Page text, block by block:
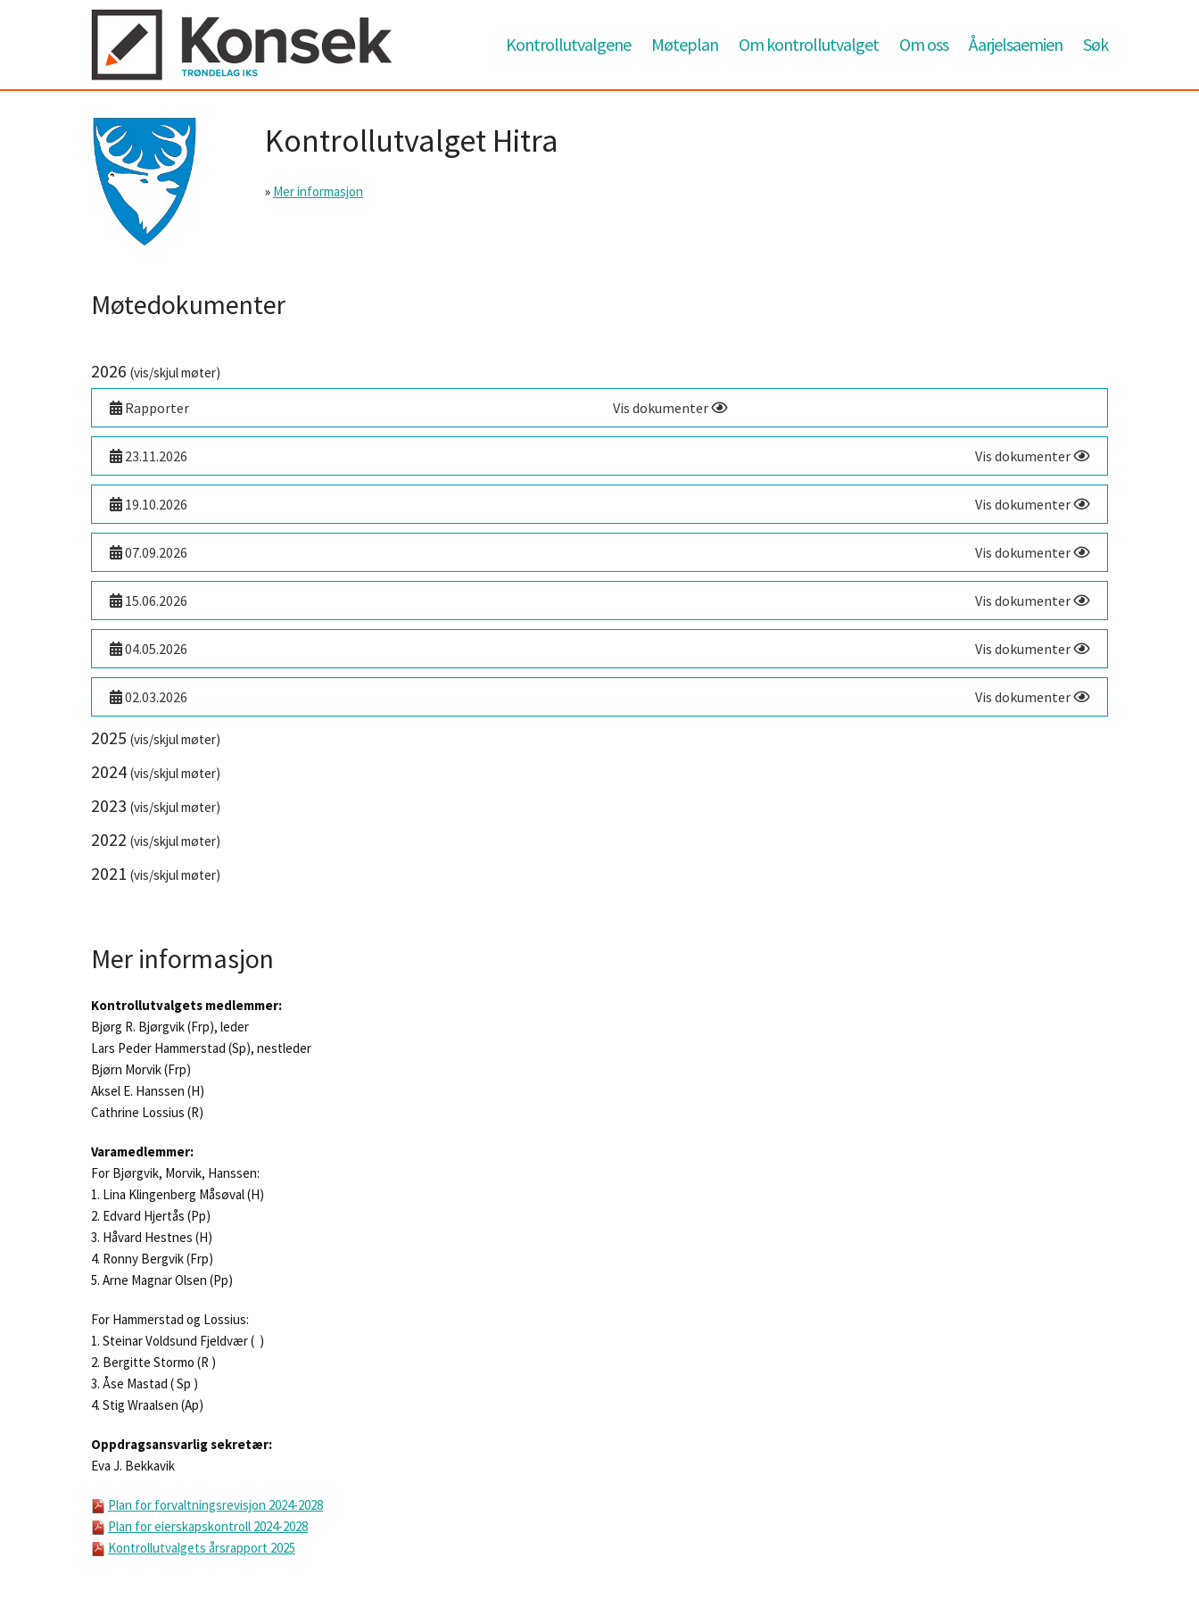
Kontrollutvalgene Møteplan Om kontrollutvalget Om oss Åarjelsaemien Søk
Kontrollutvalget Hitra
» Mer informasjon
Møtedokumenter
2026 (vis/skjul møter)
Rapporter Vis dokumenter
23.11.2026 Vis dokumenter
19.10.2026 Vis dokumenter
07.09.2026 Vis dokumenter
15.06.2026 Vis dokumenter
04.05.2026 Vis dokumenter
02.03.2026 Vis dokumenter
2025 (vis/skjul møter)
2024 (vis/skjul møter)
2023 (vis/skjul møter)
2022 (vis/skjul møter)
2021 (vis/skjul møter)
Mer informasjon
Kontrollutvalgets medlemmer:
Bjørg R. Bjørgvik (Frp), leder
Lars Peder Hammerstad (Sp), nestleder
Bjørn Morvik (Frp)
Aksel E. Hanssen (H)
Cathrine Lossius (R)
Varamedlemmer:
For Bjørgvik, Morvik, Hanssen:
1. Lina Klingenberg Måsøval (H)
2. Edvard Hjertås (Pp)
3. Håvard Hestnes (H)
4. Ronny Bergvik (Frp)
5. Arne Magnar Olsen (Pp)
For Hammerstad og Lossius:
1. Steinar Voldsund Fjeldvær ( )
2. Bergitte Stormo (R )
3. Åse Mastad ( Sp )
4. Stig Wraalsen (Ap)
Oppdragsansvarlig sekretær:
Eva J. Bekkavik
Plan for forvaltningsrevisjon 2024-2028
Plan for eierskapskontroll 2024-2028
Kontrollutvalgets årsrapport 2025